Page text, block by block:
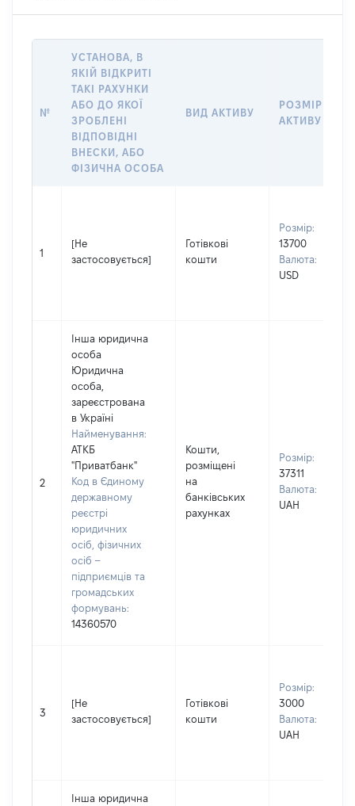
№
УСТАНОВА, В
ЯКІЙ ВІДКРИТІ
ТАКІ РАХУНКИ
АБО ДО ЯКОЇ
ЗРОБЛЕНІ
ВІДПОВІДНІ
ВНЕСКИ, АБО
ФІЗИЧНА ОСОБА
ВИД АКТИВУ
РОЗМІР
АКТИВУ
1
[Не
застосовується]
Готівкові
кошти
Розмір:
13700
Валюта:
USD
2
Інша юридична
особа
Юридична
особа,
зареєстрована
в Україні
Найменування:
АТКБ
"Приватбанк"
Код в Єдиному
державному
реєстрі
юридичних
осіб, фізичних
осіб –
підприємців та
громадських
формувань:
14360570
Кошти,
розміщені
на
банківських
рахунках
Розмір:
37311
Валюта:
UAH
3
[Не
застосовується]
Готівкові
кошти
Розмір:
3000
Валюта:
UAH
Інша юридична